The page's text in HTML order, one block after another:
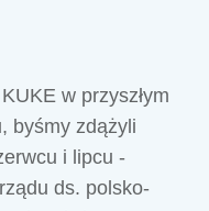
w przyszłym
byśmy zdążyli
i lipcu -
ds. polsko-